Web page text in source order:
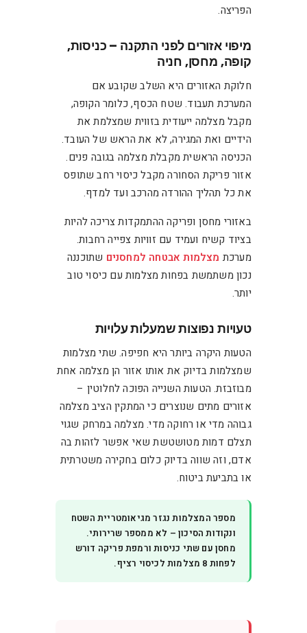
הפריצה.
מיפוי אזורים לפני התקנה – כניסות,
קופה, מחסן, חניה
חלוקת האזורים היא השלב שקובע אם
המערכת תעבוד. שטח הכסף, כלומר הקופה,
מקבל מצלמה ייעודית בזווית שמצלמת את
הידיים ואת המגירה, לא את הראש של העובד.
הכניסה הראשית מקבלת מצלמה בגובה פנים.
אזור פריקת הסחורה מקבל כיסוי רחב שתופס
את כל תהליך ההורדה מהרכב ועד למדף.
באזורי מחסן ופריקה ההתמקדות צריכה להיות
בציוד קשיח ועמיד עם זוויות צפייה רחבות.
מערכת מצלמות אבטחה למחסנים שתוכננה
נכון משתמשת בפחות מצלמות עם כיסוי טוב
יותר.
טעויות נפוצות שמעלות עלויות
הטעות היקרה ביותר היא חפיפה. שתי מצלמות
שמצלמות בדיוק את אותו אזור הן מצלמה אחת
מבוזבזת. הטעות השנייה הפוכה לחלוטין –
אזורים מתים שנוצרים כי המתקין הציב מצלמה
גבוהה מדי או רחוקה מדי. מצלמה במרחק שגוי
תצלם דמות מטושטשת שאי אפשר לזהות בה
אדם, וזה שווה בדיוק כלום בחקירה משטרתית
או בתביעת ביטוח.
מספר המצלמות נגזר מגיאומטריית השטח
ונקודות הסיכון – לא ממספר שרירותי.
מחסן עם שתי כניסות ורמפת פריקה דורש
לפחות 8 מצלמות לכיסוי רציף.